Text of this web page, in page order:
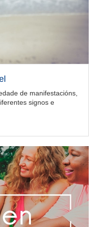
de manifestacións,
signos e